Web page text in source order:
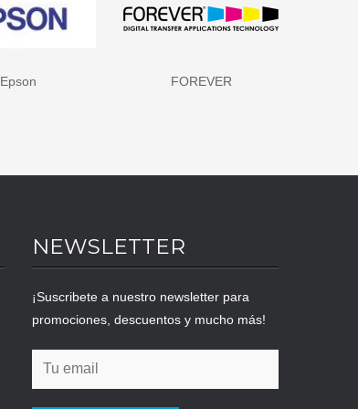
Epson FOREVER
NEWSLETTER
¡Suscribete a nuestro newsletter para
promociones, descuentos y mucho más!